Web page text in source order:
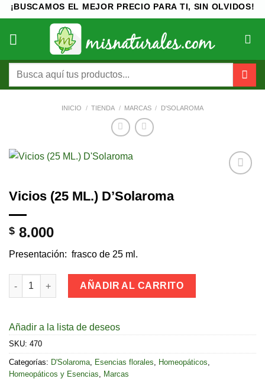
Saltar
al
contenido
¡BUSCAMOS EL MEJOR PRECIO PARA TI, SIN OLVIDOS!
Buscar
INICIO / TIENDA / MARCAS / D'SOLAROMA
Vicios (25 ML.) D’Solaroma
$ 8.000
Presentación: frasco de 25 ml.
Vicios (25 ML.) D'Solaroma cantidad
AÑADIR AL CARRITO
Añadir a la lista de deseos
SKU: 470
Categorías: D'Solaroma, Esencias florales, Homeopáticos,
Homeopáticos y Esencias, Marcas